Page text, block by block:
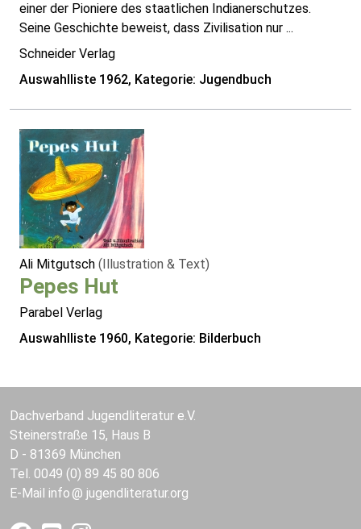
einer der Pioniere des staatlichen Indianerschutzes.
Seine Geschichte beweist, dass Zivilisation nur ...
Schneider Verlag
Auswahlliste 1962, Kategorie: Jugendbuch
Ali Mitgutsch (Illustration & Text)
Pepes Hut
Parabel Verlag
Auswahlliste 1960, Kategorie: Bilderbuch
Dachverband Jugendliteratur e.V.
Steinerstraße 15, Haus B
D - 81369 München
Tel. 0049 (0) 89 45 80 806
E-Mail info jugendliteratur.org